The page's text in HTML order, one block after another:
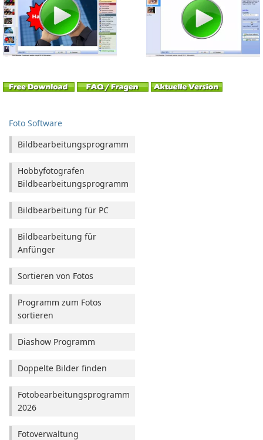
Foto Software
Bildbearbeitungsprogramm
Hobbyfotografen
Bildbearbeitungsprogramm
Bildbearbeitung für PC
Bildbearbeitung für
Anfünger
Sortieren von Fotos
Programm zum Fotos
sortieren
Diashow Programm
Doppelte Bilder finden
Fotobearbeitungsprogramm
2026
Fotoverwaltung